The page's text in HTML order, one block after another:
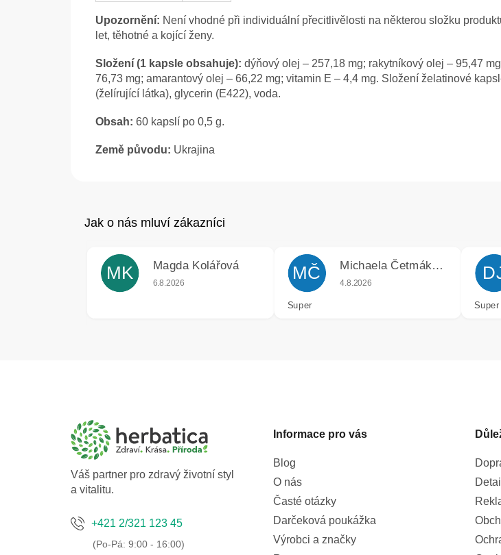
Upozornění: Není vhodné při individuální přecitlivělosti na některou složku
let, těhotné a kojící ženy.
Složení (1 kapsle obsahuje): dýňový olej – 257,18 mg; rakytníkový olej – 95,47
76,73 mg; amarantový olej – 66,22 mg; vitamin E – 4,4 mg. Složení želatinové
(želírující látka), glycerin (E422), voda.
Obsah: 60 kapslí po 0,5 g.
Země původu: Ukrajina
MK Magda Kolářová
Hodnocení obchodu je 5 z 5 hvězdiček.
6.8.2026 MČ Michaela Četmáková
Hodnocení obchodu je 5 z 5
4.8.2026
Super Super
Váš partner pro zdravý životní styl
a vitalitu.
+421 2/321 123 45
Informace pro vás
Blog
O nás
Časté otázky
Darčeková poukážka
Výrobci a značky